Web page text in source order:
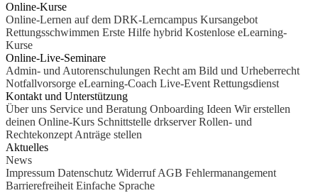
Online-Kurse
Online-Lernen auf dem DRK-Lerncampus Kursangebot
Rettungsschwimmen Erste Hilfe hybrid Kostenlose eLearning-
Kurse
Online-Live-Seminare
Admin- und Autorenschulungen Recht am Bild und Urheberrecht
Notfallvorsorge eLearning-Coach Live-Event Rettungsdienst
Kontakt und Unterstützung
Über uns Service und Beratung Onboarding Ideen Wir erstellen
deinen Online-Kurs Schnittstelle drkserver Rollen- und
Rechtekonzept Anträge stellen
Aktuelles
News
Impressum Datenschutz Widerruf AGB Fehlermanangement
Barrierefreiheit Einfache Sprache